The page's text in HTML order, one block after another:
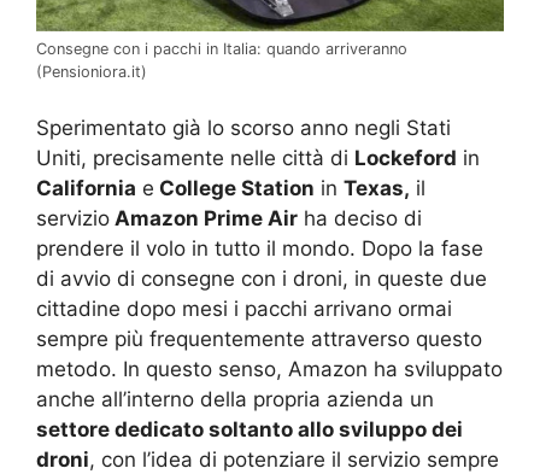
Consegne con i pacchi in Italia: quando arriveranno
(Pensioniora.it)
Sperimentato già lo scorso anno negli Stati
Uniti, precisamente nelle città di Lockeford in
California e College Station in Texas, il
servizio Amazon Prime Air ha deciso di
prendere il volo in tutto il mondo. Dopo la fase
di avvio di consegne con i droni, in queste due
cittadine dopo mesi i pacchi arrivano ormai
sempre più frequentemente attraverso questo
metodo. In questo senso, Amazon ha sviluppato
anche all’interno della propria azienda un
settore dedicato soltanto allo sviluppo dei
droni, con l’idea di potenziare il servizio sempre